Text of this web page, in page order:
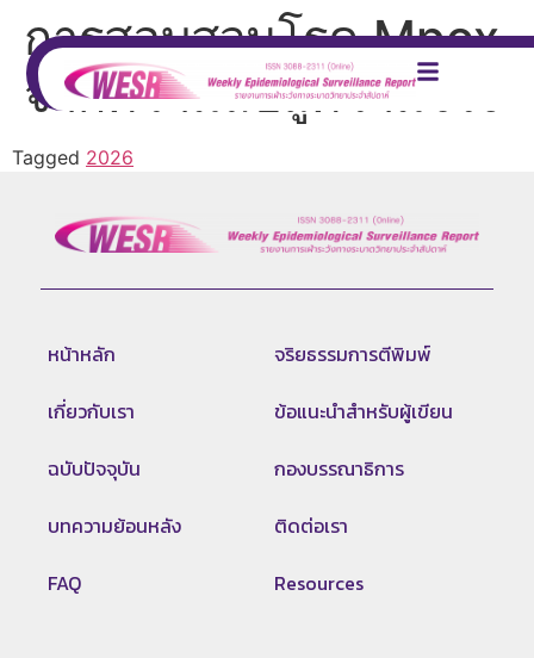
การสอบสวนโรค Mpox
จากความลับสู่ความจริง
Tagged 2026
หน้าหลัก
เกี่ยวกับเรา
ฉบับปัจจุบัน
บทความย้อนหลัง
FAQ
จริยธรรมการตีพิมพ์
ข้อแนะนำสำหรับผู้เขียน
กองบรรณาธิการ
ติดต่อเรา
Resources